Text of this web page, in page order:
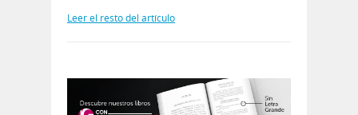
Leer el resto del artículo